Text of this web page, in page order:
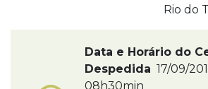
Rio do
Data e Horário do
Despedida 17/09/
08h30min